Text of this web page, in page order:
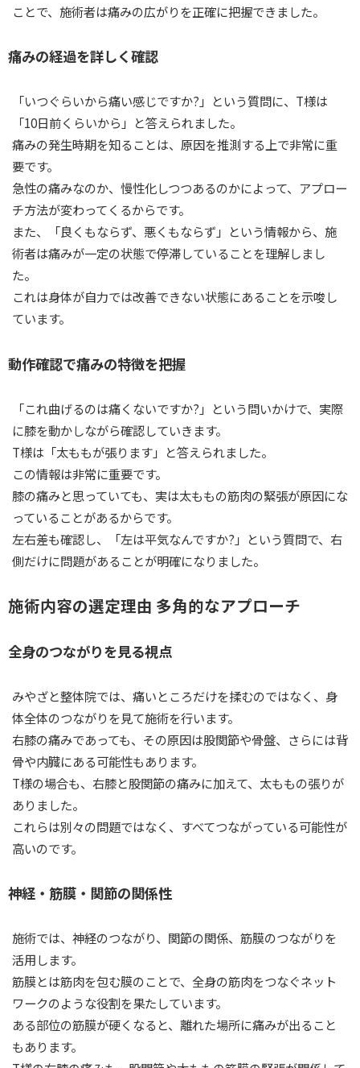
ことで、施術者は痛みの広がりを正確に把握できました。
痛みの経過を詳しく確認
「いつぐらいから痛い感じですか?」という質問に、T様は
「10日前くらいから」と答えられました。
痛みの発生時期を知ることは、原因を推測する上で非常に重
要です。
急性の痛みなのか、慢性化しつつあるのかによって、アプロー
チ方法が変わってくるからです。
また、「良くもならず、悪くもならず」という情報から、施
術者は痛みが一定の状態で停滞していることを理解しまし
た。
これは身体が自力では改善できない状態にあることを示唆し
ています。
動作確認で痛みの特徴を把握
「これ曲げるのは痛くないですか?」という問いかけで、実際
に膝を動かしながら確認していきます。
T様は「太ももが張ります」と答えられました。
この情報は非常に重要です。
膝の痛みと思っていても、実は太ももの筋肉の緊張が原因にな
っていることがあるからです。
左右差も確認し、「左は平気なんですか?」という質問で、右
側だけに問題があることが明確になりました。
施術内容の選定理由 多角的なアプローチ
全身のつながりを見る視点
みやざと整体院では、痛いところだけを揉むのではなく、身
体全体のつながりを見て施術を行います。
右膝の痛みであっても、その原因は股関節や骨盤、さらには背
骨や内臓にある可能性もあります。
T様の場合も、右膝と股関節の痛みに加えて、太ももの張りが
ありました。
これらは別々の問題ではなく、すべてつながっている可能性が
高いのです。
神経・筋膜・関節の関係性
施術では、神経のつながり、関節の関係、筋膜のつながりを
活用します。
筋膜とは筋肉を包む膜のことで、全身の筋肉をつなぐネット
ワークのような役割を果たしています。
ある部位の筋膜が硬くなると、離れた場所に痛みが出ること
もあります。